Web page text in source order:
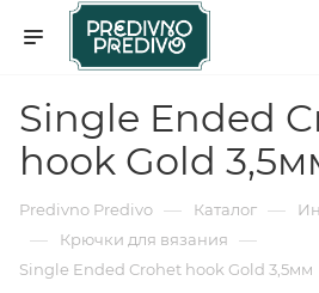
Single Ended
hook Gold
Predivno Predivo — Каталог —
— Крючки для вязания —
Single Ended Crohet hook Gold 3,5мм